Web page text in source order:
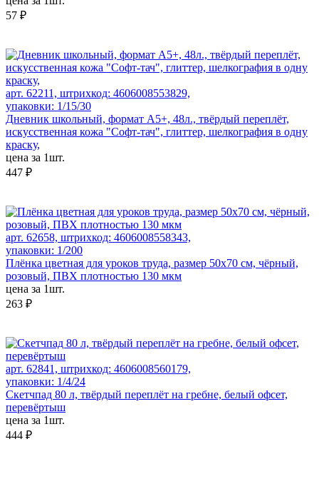
57 ₽
арт. 62211, штрихкод: 4606008553829,
упаковки: 1/15/30
Дневник школьный, формат А5+, 48л., твёрдый переплёт,
искусственная кожа "Софт-тач", глиттер, шелкография в одну
краску,
цена за 1шт.
447 ₽
арт. 62658, штрихкод: 4606008558343,
упаковки: 1/200
Плёнка цветная для уроков труда, размер 50х70 см, чёрный,
розовый, ПВХ плотностью 130 мкм
цена за 1шт.
263 ₽
арт. 62841, штрихкод: 4606008560179,
упаковки: 1/4/24
Скетчпад 80 л, твёрдый переплёт на гребне, белый офсет,
перевёртыш
цена за 1шт.
444 ₽